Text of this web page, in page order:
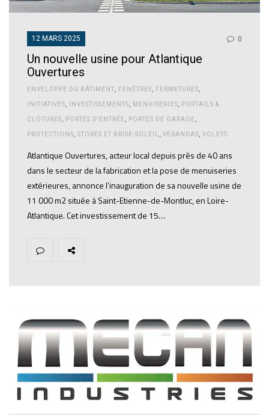
12 MARS 2025 0
Un nouvelle usine pour Atlantique
Ouvertures
ENVELOPPE DU BÂTIMENT FENÊTRES FERMETURES
INITIATIVES INVESTISSEMENTS MENUISERIES PORTAILS &
CLÔTURES PORTES D'ENTRÉE PORTES DE GARAGE
PROTECTIONS STORES ET BRISE-SOLEIL VÉRANDAS VOLETS
Atlantique Ouvertures, acteur local depuis près de 40 ans
dans le secteur de la fabrication et la pose de menuiseries
extérieures, annonce l’inauguration de sa nouvelle usine de
11 000 m2 située à Saint-Etienne-de-Montluc, en Loire-
Atlantique. Cet investissement de 15…